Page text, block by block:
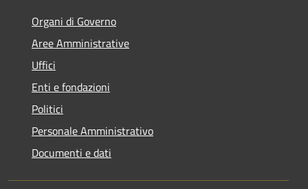
Organi di Governo
Aree Amministrative
Uffici
Enti e fondazioni
Politici
Personale Amministrativo
Documenti e dati